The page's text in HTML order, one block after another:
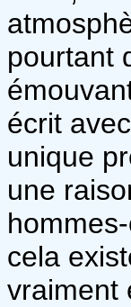
pourtant
écrit
unique
une
cela
vraiment